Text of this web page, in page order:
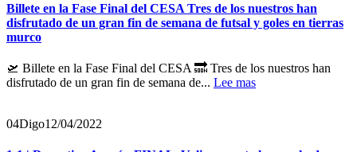
Billete en la Fase Final del CESA Tres de los nuestros han
disfrutado de un gran fin de semana de futsal y goles en tierras
murco
🛫 Billete en la Fase Final del CESA 🔜 Tres de los nuestros han
disfrutado de un gran fin de semana de... Lee mas
04Digo12/04/2022